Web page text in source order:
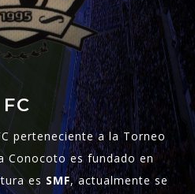
perteneciente a la Torneo
Conocoto es fundado en
es SMF, actualmente se